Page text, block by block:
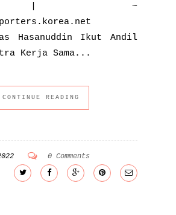
| ~
Hasanuddin Ikut Andil
Kerja Sama...
CONTINUE READING
0 Comments